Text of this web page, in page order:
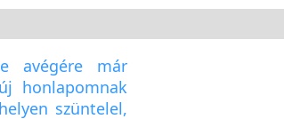
avégére már
honlapomnak
szüntelel,